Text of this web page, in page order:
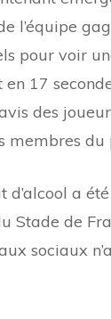
l’équipe
pour voir
17
des
membres du
d’alcool a
Stade de
sociaux